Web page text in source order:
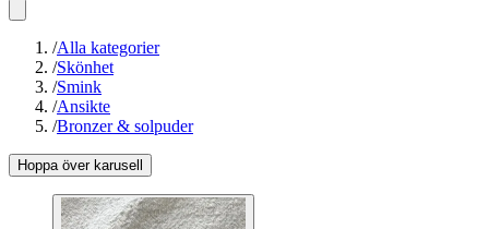
/Alla kategorier
/Skönhet
/Smink
/Ansikte
/Bronzer & solpuder
Hoppa över karusell